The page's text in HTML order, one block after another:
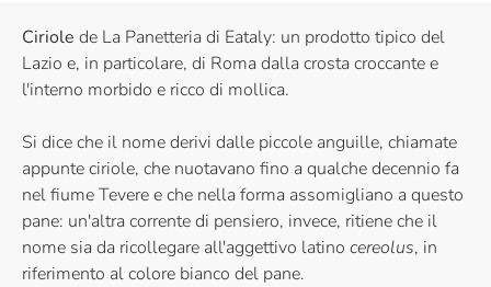
Ciriole de La Panetteria di Eataly: un prodotto tipico del
Lazio e, in particolare, di Roma dalla crosta croccante e
l'interno morbido e ricco di mollica.
Si dice che il nome derivi dalle piccole anguille, chiamate
appunte ciriole, che nuotavano fino a qualche decennio fa
nel fiume Tevere e che nella forma assomigliano a questo
pane: un'altra corrente di pensiero, invece, ritiene che il
nome sia da ricollegare all'aggettivo latino cereolus, in
riferimento al colore bianco del pane.